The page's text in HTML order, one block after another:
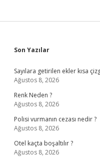
Sidebar
Son Yazılar
Sayılara getirilen ekler kısa
Ağustos 8, 2026
Renk Neden ?
Ağustos 8, 2026
Polisi vurmanın cezası nedir ?
Ağustos 8, 2026
Otel kaçta boşaltılır ?
Ağustos 8, 2026